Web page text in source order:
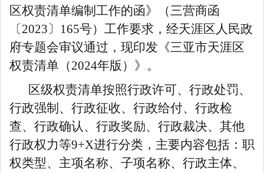
区权责清单编制工作的函》（三营商函
〔2023〕 165号）工作要求，经天涯区人民政
府专题会审议通过，现印发《三亚市天涯区
权责清单（2024年版）》。
区级权责清单按照行政许可、行政处罚、
行政强制、行政征收、行政给付、行政检
查、行政确认、行政奖励、行政裁决、其他
行政权力等9+X进行分类，主要内容包括：职
权类型、主项名称、子项名称、行政主体、